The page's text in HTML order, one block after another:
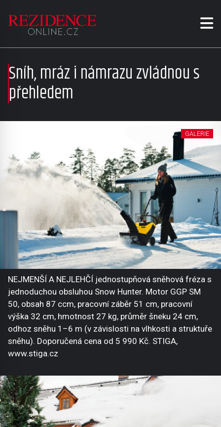
Sníh, mráz i námrazu zvládnou s
přehledem
GALERIE
NEJMENŠÍ A NEJLEHČÍ jednostupňová sněhová fréza s
jednoduchou obsluhou Snow Hunter. Motor GGP SM
50, obsah 87 ccm, pracovní záběr 51 cm, pracovní
výška 32 cm, hmotnost 27 kg, průměr šneku 24 cm,
odhoz sněhu 1–6 m (v závislosti na vlhkosti a struktuře
sněhu). Doporučená cena od 5 990 Kč. STIGA,
www.stiga.cz